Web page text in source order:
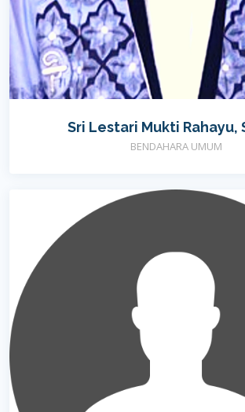
Sri Lestari Mukti Rahayu,
BENDAHARA UMUM